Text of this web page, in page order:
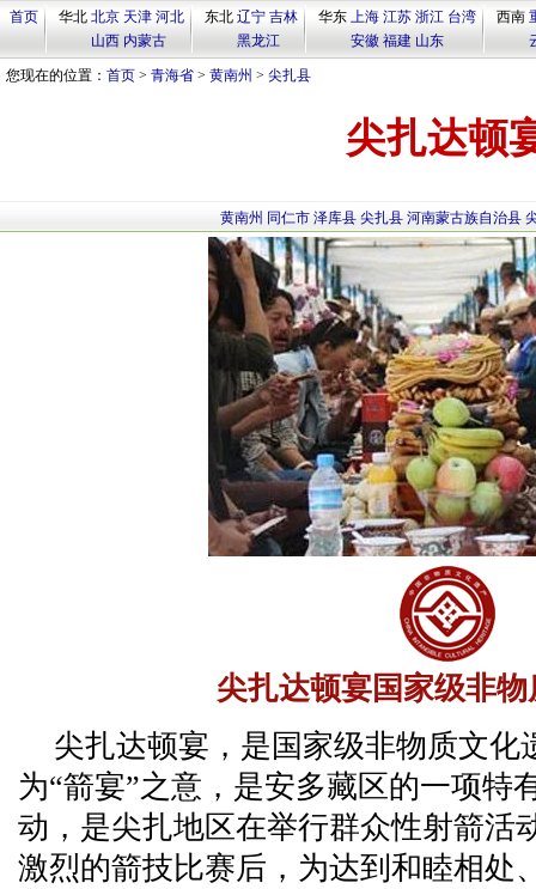
首页 华北 北京 天津 河北
山西 内蒙古
东北 辽宁 吉林
黑龙江
华东 上海 江苏 浙江 台湾
安徽 福建 山东
西南
您现在的位置： 首页 > 青海省 > 黄南州 > 尖扎县
尖扎达顿
黄南州 同仁市 泽库县 尖扎县 河南蒙古族自治县
尖扎达顿宴国家级非
尖扎达顿宴，是国家级非物质文化
为“箭宴”之意，是安多藏区的一项特
动，是尖扎地区在举行群众性射箭活
激烈的箭技比赛后，为达到和睦相处